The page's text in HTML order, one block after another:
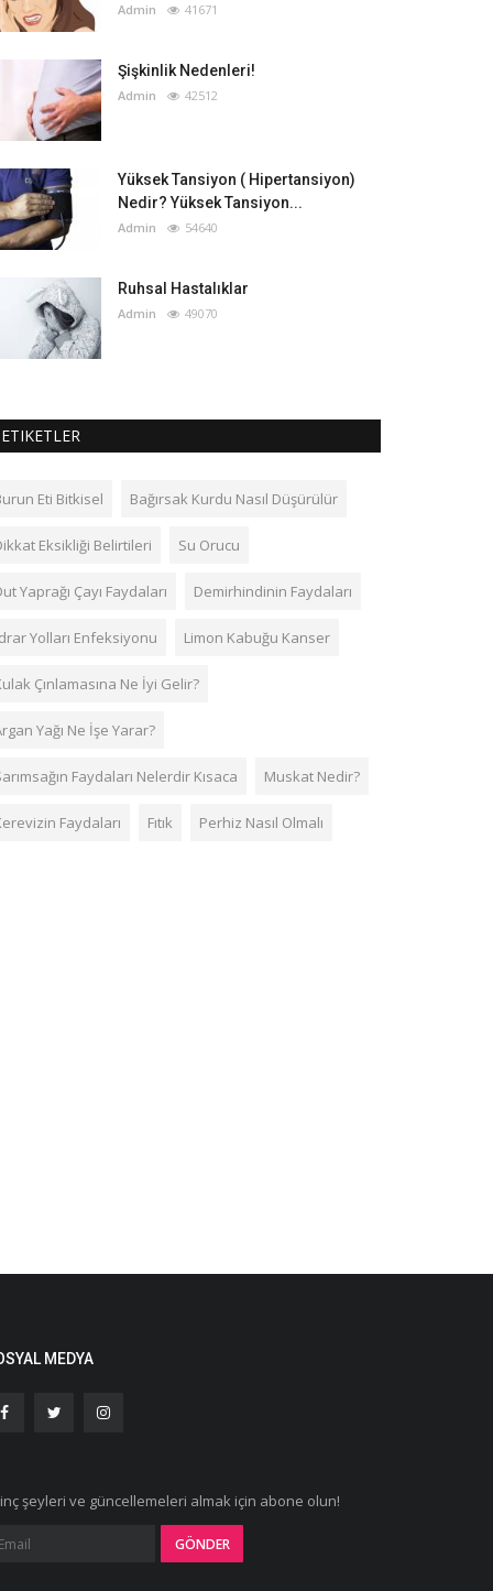
Admin 41671
Şişkinlik Nedenleri!
Admin 42512
Yüksek Tansiyon ( Hipertansiyon)
Nedir? Yüksek Tansiyon...
Admin 54640
Ruhsal Hastalıklar
Admin 49070
ETIKETLER
Eti Bitkisel Bağırsak Kurdu Nasıl Düşürülür
Eksikliği Belirtileri Su Orucu
Yaprağı Çayı Faydaları Demirhindinin Faydaları
Yolları Enfeksiyonu Limon Kabuğu Kanser
Çınlamasına Ne İyi Gelir?
Yağı Ne İşe Yarar?
Faydaları Nelerdir Kısaca Muskat Nedir?
Faydaları Fıtık Perhiz Nasıl Olmalı
MEDYA
şeyleri ve güncellemeleri almak için abone olun!